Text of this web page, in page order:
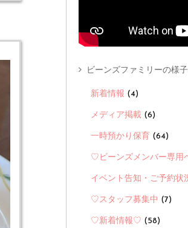
ビーンズファミリーの様子
新着情報 (4)
メディア掲載 (6)
一時預かり保育 (64)
♡ビーンズメンバー専用
イベント告知・ご予約状
♡スタッフ募集中 (7)
♡新着情報♡ (58)